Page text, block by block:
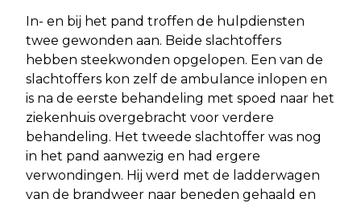
In- en bij het pand troffen de hulpdiensten
twee gewonden aan. Beide slachtoffers
hebben steekwonden opgelopen. Een van de
slachtoffers kon zelf de ambulance inlopen en
is na de eerste behandeling met spoed naar het
ziekenhuis overgebracht voor verdere
behandeling. Het tweede slachtoffer was nog
in het pand aanwezig en had ergere
verwondingen. Hij werd met de ladderwagen
van de brandweer naar beneden gehaald en